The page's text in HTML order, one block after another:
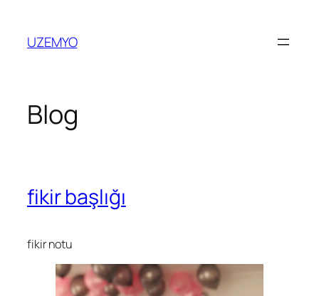
UZEMYO
Blog
fikir başlığı
fikir notu